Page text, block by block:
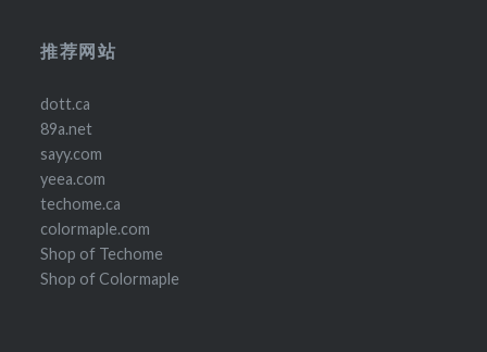
推荐网站
dott.ca
89a.net
sayy.com
yeea.com
techome.ca
colormaple.com
Shop of Techome
Shop of Colormaple